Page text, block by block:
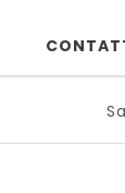
Samuele